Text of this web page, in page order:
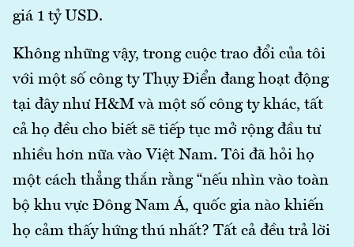
giá 1 tỷ USD.
Không những vậy, trong cuộc trao đổi của tôi
với một số công ty Thụy Điển đang hoạt động
tại đây như H&M và một số công ty khác, tất
cả họ đều cho biết sẽ tiếp tục mở rộng đầu tư
nhiều hơn nữa vào Việt Nam. Tôi đã hỏi họ
một cách thẳng thắn rằng “nếu nhìn vào toàn
bộ khu vực Đông Nam Á, quốc gia nào khiến
họ cảm thấy hứng thú nhất? Tất cả đều trả lời